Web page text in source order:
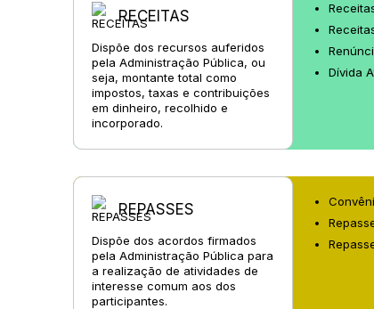
RECEITAS
Dispõe dos recursos auferidos
pela Administração Pública, ou
seja, montante total como
impostos, taxas e contribuições
em dinheiro, recolhido e
incorporado.
Dívida
REPASSES
Dispõe dos acordos firmados
pela Administração Pública para
a realização de atividades de
interesse comum aos dos
participantes.